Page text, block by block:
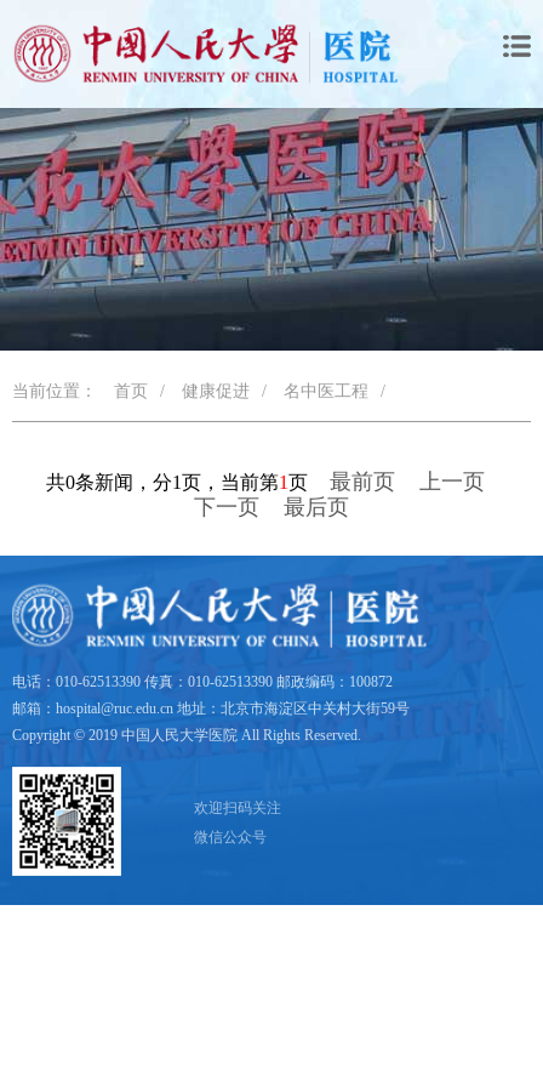
当前位置： 首页 / 健康促进 / 名中医工程 /
共0条新闻，分1页，当前第1页 最前页
上一页
下一页
最后页
电话：010-62513390 传真：010-62513390 邮政编码：100872
邮箱：hospital@ruc.edu.cn 地址：北京市海淀区中关村大街59号
Copyright © 2019 中国人民大学医院 All Rights Reserved.
欢迎扫码关注
微信公众号